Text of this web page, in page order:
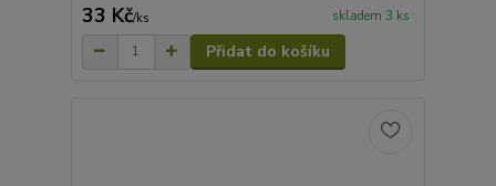
33 Kč/ks skladem 3 ks
Přidat do košíku